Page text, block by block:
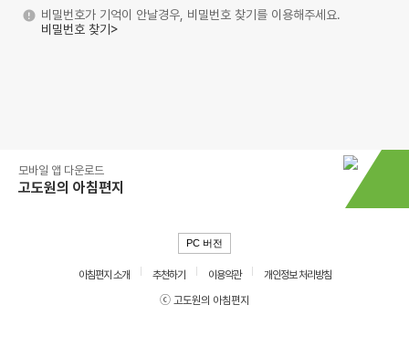
비밀번호가 기억이 안날경우, 비밀번호 찾기를 이용해주세요.
비밀번호 찾기>
모바일 앱 다운로드
고도원의 아침편지
PC 버전
아침편지 소개 추천하기 이용약관
개인정보 처리방침
ⓒ 고도원의 아침편지